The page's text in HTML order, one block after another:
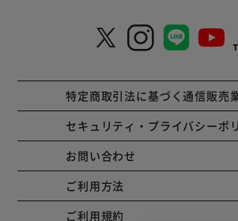
特定商取引法に基づく通信販売
セキュリティ・プライバシーポ
お問い合わせ
ご利用方法
ご利用規約